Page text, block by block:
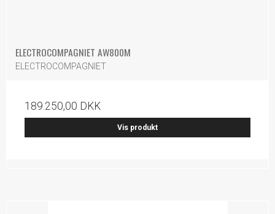
ELECTROCOMPAGNIET AW800M
ELECTROCOMPAGNIET
189.250,00 DKK
Vis produkt